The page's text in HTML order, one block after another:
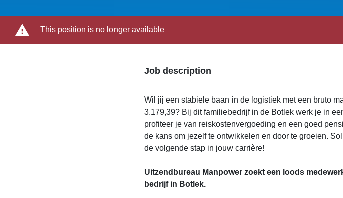
This position is no longer available
Job description
Wil jij een stabiele baan in de logistiek met een bruto
3.179,39? Bij dit familiebedrijf in de Botlek werk je in
profiteer je van reiskostenvergoeding en een goed
de kans om jezelf te ontwikkelen en door te groeien.
de volgende stap in jouw carrière!
Uitzendbureau Manpower zoekt een loods
bedrijf in Botlek.